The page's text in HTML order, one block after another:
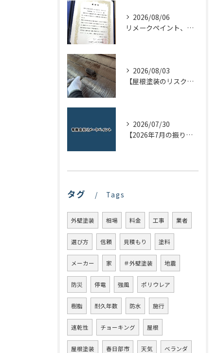
2026/08/06
リメークペイント、感謝状を頂く！
2026/08/03
【屋根塗装のリスクを下げる！】屋根の点検はドローンで！
2026/07/30
【2026年7月の振り返り】リメークペイントブログまとめ
タグ Tags
外壁塗装 相場 料金 工事 業者
選び方 信頼 見積もり 塗料
メーカー 家 ＃外壁塗装 地震
防災 停電 強風 ポリウレア
樹脂 耐久年数 防水 施行
速乾性 チョーキング 屋根
屋根塗装 春日部市 天気 ベランダ